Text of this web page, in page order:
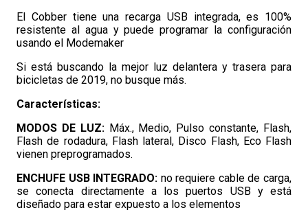
El Cobber tiene una recarga USB integrada, es 100%
resistente al agua y puede programar la configuración
usando el Modemaker
Si está buscando la mejor luz delantera y trasera para
bicicletas de 2019, no busque más.
Características:
MODOS DE LUZ:Máx., Medio, Pulso constante, Flash,
Flash de rodadura, Flash lateral, Disco Flash, Eco Flash
vienen preprogramados.
ENCHUFE USB INTEGRADO: no requiere cable de carga,
se conecta directamente a los puertos USB y está
diseñado para estar expuesto a los elementos